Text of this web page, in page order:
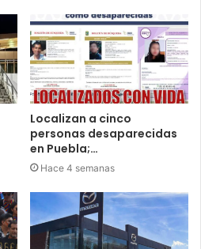
Localizan a cinco
personas desaparecidas
en Puebla;…
Hace 4 semanas